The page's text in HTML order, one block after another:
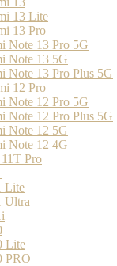
13 Lite
13 Pro
Note 13 Pro 5G
Note 13 5G
Note 13 Pro Plus 5G
12 Pro
Note 12 Pro 5G
Note 12 Pro Plus 5G
Note 12 5G
Note 12 4G
Pro
Lite
Ultra
Lite
PRO